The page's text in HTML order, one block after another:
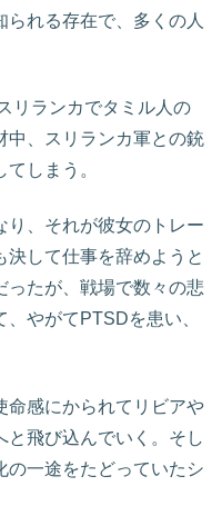
れる存在で、多くの人
リランカでタミル人の
中、スリランカ軍との銃
しまう。
り、それが彼女のトレー
決して仕事を辞めようと
ったが、戦場で数々の悲
やがてPTSDを患い、
命感にかられてリビアや
と飛び込んでいく。そし
の一途をたどっていたシ